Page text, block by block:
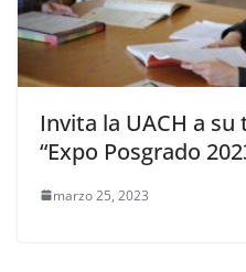
Invita la UACH a
“Expo Posgrado
marzo 25, 2023